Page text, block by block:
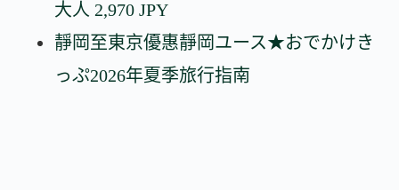
大人 2,970 JPY
靜岡至東京優惠靜岡ユース★おでかけき
っぷ2026年夏季旅行指南